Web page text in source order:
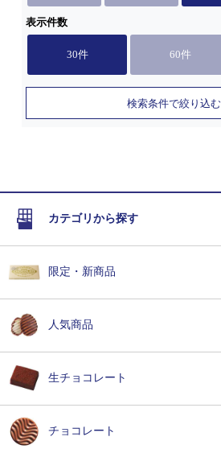
表示件数
30件 60件
検索条件で絞り込む
カテゴリから探す
限定・新商品
人気商品
生チョコレート
チョコレート